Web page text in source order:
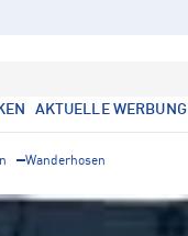
AKTUELLE WERBUNG
Wanderhosen